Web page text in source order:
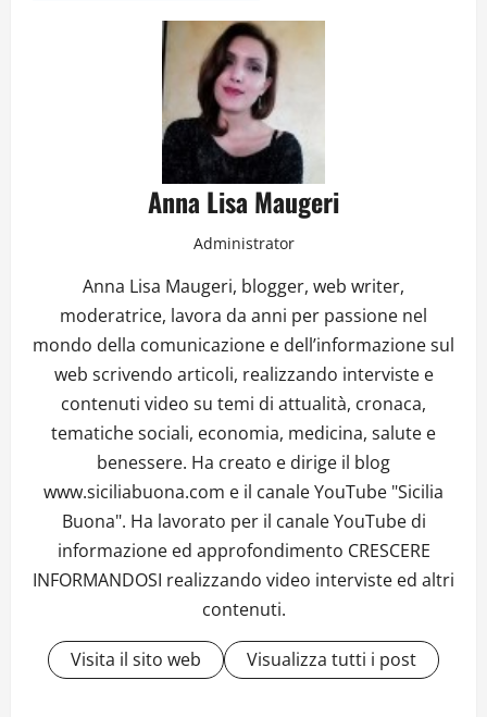
Anna Lisa Maugeri
Administrator
Anna Lisa Maugeri, blogger, web writer,
moderatrice, lavora da anni per passione nel
mondo della comunicazione e dell’informazione sul
web scrivendo articoli, realizzando interviste e
contenuti video su temi di attualità, cronaca,
tematiche sociali, economia, medicina, salute e
benessere. Ha creato e dirige il blog
www.siciliabuona.com e il canale YouTube "Sicilia
Buona". Ha lavorato per il canale YouTube di
informazione ed approfondimento CRESCERE
INFORMANDOSI realizzando video interviste ed altri
contenuti.
Visita il sito web Visualizza tutti i post